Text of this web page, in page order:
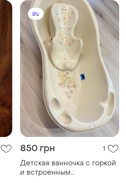
850 грн 1
Детская ванночка с горкой
и встроенным